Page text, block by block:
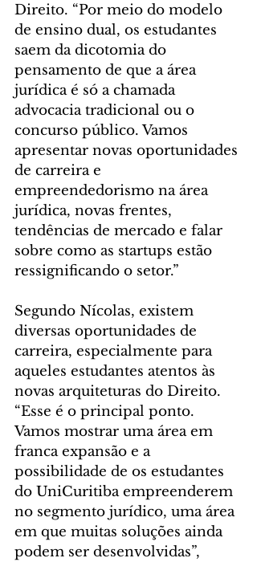
Direito. “Por meio do modelo
de ensino dual, os estudantes
saem da dicotomia do
pensamento de que a área
jurídica é só a chamada
advocacia tradicional ou o
concurso público. Vamos
apresentar novas oportunidades
de carreira e
empreendedorismo na área
jurídica, novas frentes,
tendências de mercado e falar
sobre como as startups estão
ressignificando o setor.”
Segundo Nícolas, existem
diversas oportunidades de
carreira, especialmente para
aqueles estudantes atentos às
novas arquiteturas do Direito.
“Esse é o principal ponto.
Vamos mostrar uma área em
franca expansão e a
possibilidade de os estudantes
do UniCuritiba empreenderem
no segmento jurídico, uma área
em que muitas soluções ainda
podem ser desenvolvidas”,